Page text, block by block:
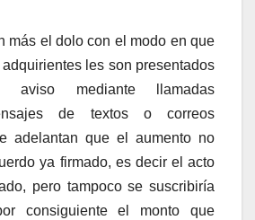
más el dolo con el modo en que
les son presentados
aviso mediante llamadas
de textos o correos
adelantan que el aumento no
ya firmado, es decir el acto
pero tampoco se suscribiría
consiguiente el monto que